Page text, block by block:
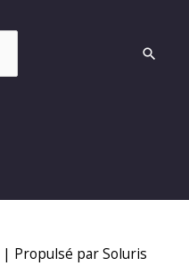
| Propulsé par Soluris